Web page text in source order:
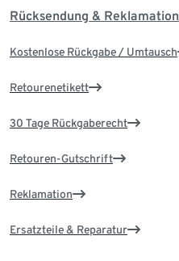
Rücksendung & Reklamation
Kostenlose Rückgabe / Umtausch
Retourenetikett
30 Tage Rückgaberecht
Retouren-Gutschrift
Reklamation
Ersatzteile & Reparatur